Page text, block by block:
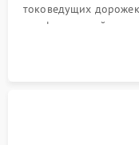
токоведущих
инфракрасной
BIOS или